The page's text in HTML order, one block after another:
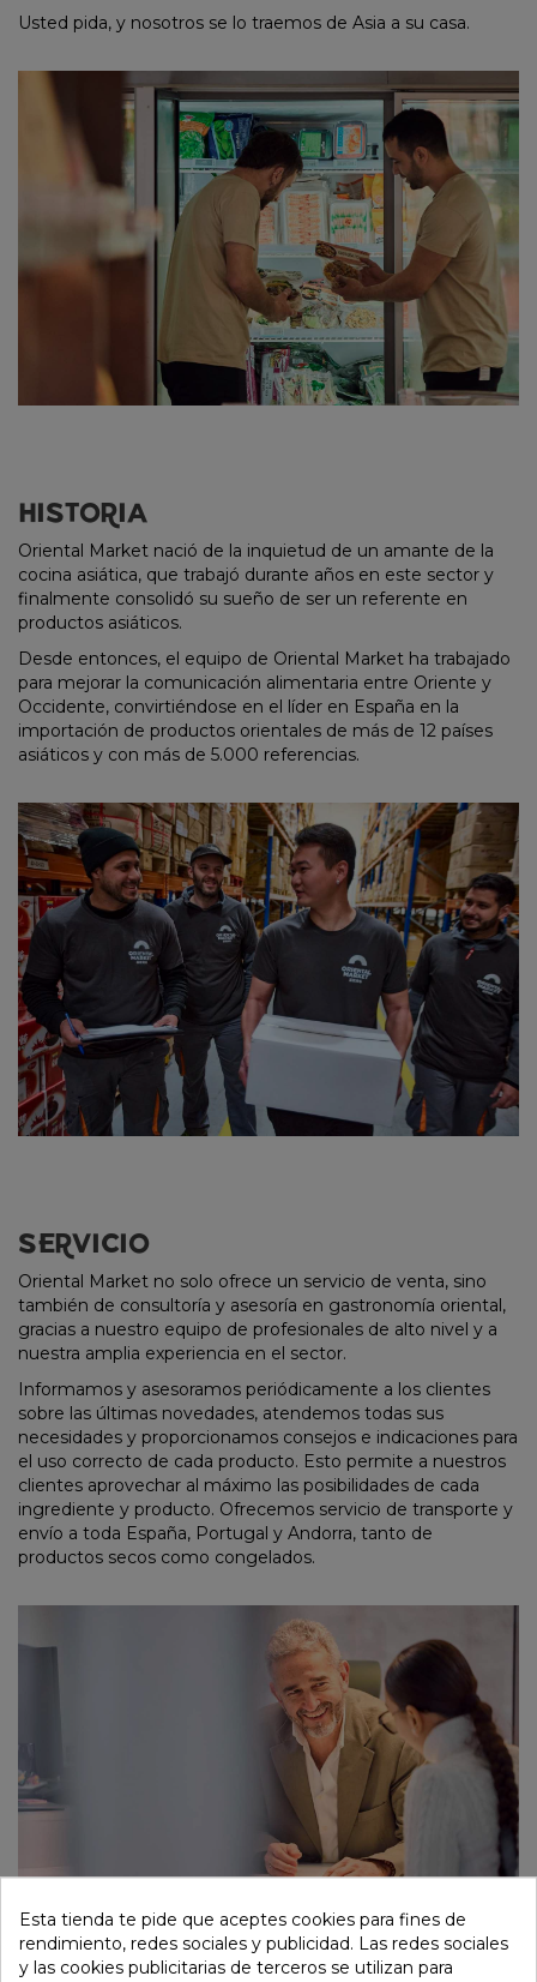
Usted pida, y nosotros se lo traemos de Asia a su casa.
HISTORIA
Oriental Market nació de la inquietud de un amante de la
cocina asiática, que trabajó durante años en este sector y
finalmente consolidó su sueño de ser un referente en
productos asiáticos.
Desde entonces, el equipo de Oriental Market ha trabajado
para mejorar la comunicación alimentaria entre Oriente y
Occidente, convirtiéndose en el líder en España en la
importación de productos orientales de más de 12 países
asiáticos y con más de 5.000 referencias.
SERVICIO
Oriental Market no solo ofrece un servicio de venta, sino
también de consultoría y asesoría en gastronomía oriental,
gracias a nuestro equipo de profesionales de alto nivel y a
nuestra amplia experiencia en el sector.
Informamos y asesoramos periódicamente a los clientes
sobre las últimas novedades, atendemos todas sus
necesidades y proporcionamos consejos e indicaciones para
el uso correcto de cada producto. Esto permite a nuestros
clientes aprovechar al máximo las posibilidades de cada
ingrediente y producto. Ofrecemos servicio de transporte y
envío a toda España, Portugal y Andorra, tanto de
productos secos como congelados.
Esta tienda te pide que aceptes cookies para fines de
rendimiento, redes sociales y publicidad. Las redes sociales
y las cookies publicitarias de terceros se utilizan para